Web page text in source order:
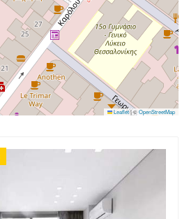
Leaflet|©OpenStreetMap